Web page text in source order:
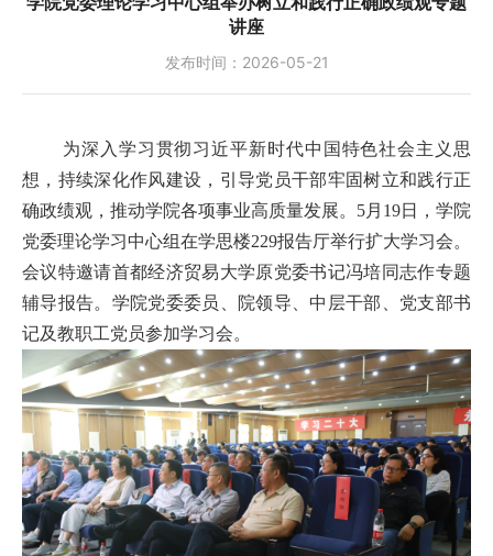
讲座
发布时间：2026-05-21
为深入学习贯彻习近平新时代中国特色社会主义思
想，持续深化作风建设，引导党员干部牢固树立和践行正
确政绩观，推动学院各项事业高质量发展。5月19日，学院
党委理论学习中心组在学思楼229报告厅举行扩大学习会。
会议特邀请首都经济贸易大学原党委书记冯培同志作专题
辅导报告。学院党委委员、院领导、中层干部、党支部书
记及教职工党员参加学习会。